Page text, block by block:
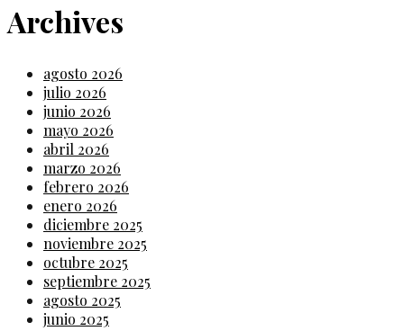
Archives
agosto 2026
julio 2026
junio 2026
mayo 2026
abril 2026
marzo 2026
febrero 2026
enero 2026
diciembre 2025
noviembre 2025
octubre 2025
septiembre 2025
agosto 2025
junio 2025